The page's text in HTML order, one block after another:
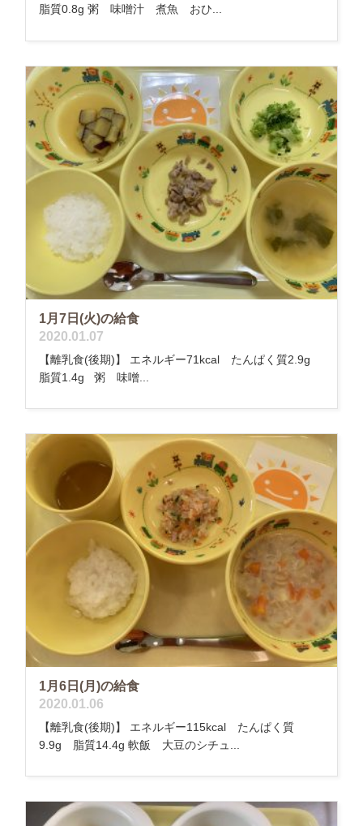
脂質0.8g 粥 味噌汁 煮魚 おひ...
1月7日(火)の給食
2020.01.07
【離乳食(後期)】 エネルギー71kcal たんぱく質2.9g
脂質1.4g 粥 味噌...
1月6日(月)の給食
2020.01.06
【離乳食(後期)】 エネルギー115kcal たんぱく質
9.9g 脂質14.4g 軟飯 大豆のシチュ...